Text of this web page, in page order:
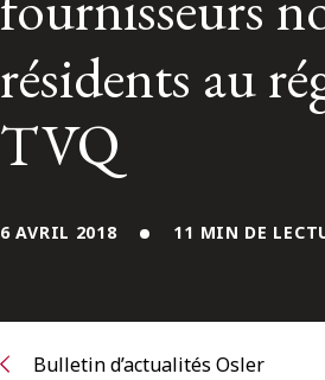
Réseau des anciens d’Osler
résidents au
TVQ
6 AVRIL 2018 11 MIN DE
Bulletin d’actualités Osler